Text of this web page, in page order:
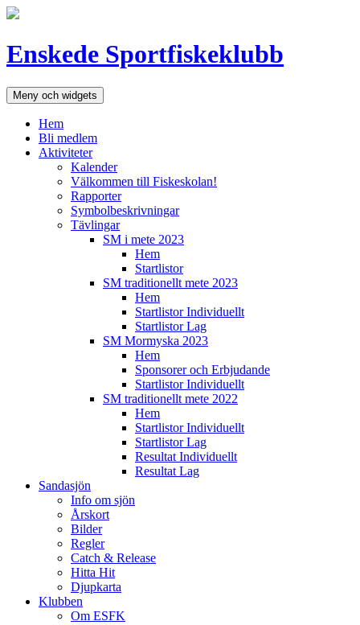
Hoppa
Enskede Sportfiskeklubb
Meny och widgets
Hem
Bli medlem
Aktiviteter
Kalender
Välkommen till Fiskeskolan!
Rapporter
Symbolbeskrivningar
Tävlingar
SM i mete 2023
Hem
Startlistor
SM traditionellt mete 2023
Hem
Startlistor Individuellt
Startlistor Lag
SM Mormyska 2023
Hem
Sponsorer och Erbjudande
Startlistor Individuellt
SM traditionellt mete 2022
Hem
Startlistor Individuellt
Startlistor Lag
Resultat Individuellt
Resultat Lag
Sandasjön
Info om sjön
Årskort
Bilder
Regler
Catch & Release
Hitta Hit
Djupkarta
Klubben
Om ESFK